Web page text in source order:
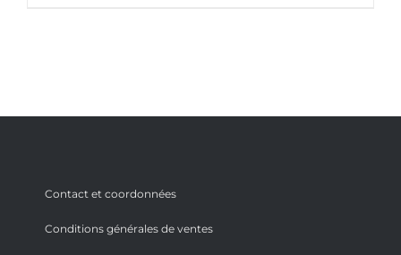
Contact et coordonnées
Conditions générales de ventes